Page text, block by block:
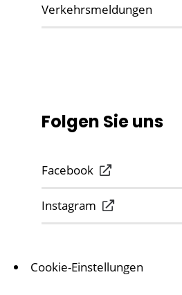
Verkehrsmeldungen
Folgen Sie uns
Facebook
Instagram
Cookie-Einstellungen